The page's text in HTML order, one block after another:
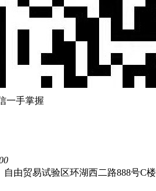
一手掌握
由贸易试验区环湖西二路888号C楼